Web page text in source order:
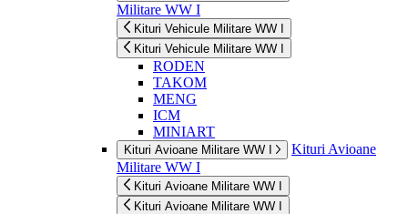
Militare WW I
Kituri Vehicule Militare WW I
Kituri Vehicule Militare WW I
RODEN
TAKOM
MENG
ICM
MINIART
Kituri Avioane Militare WW I
Kituri Avioane
Militare WW I
Kituri Avioane Militare WW I
Kituri Avioane Militare WW I